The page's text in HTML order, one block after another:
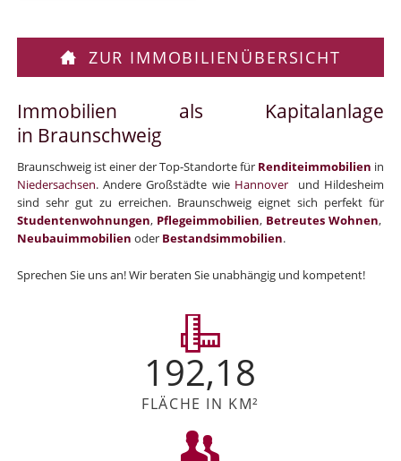
ZUR IMMOBILIENÜBERSICHT
Immobilien als Kapitalanlage
in Braunschweig
Braunschweig ist einer der Top-Standorte für Renditeimmobilien in
Niedersachsen. Andere Großstädte wie Hannover und Hildesheim
sind sehr gut zu erreichen. Braunschweig eignet sich perfekt für
Studentenwohnungen, Pflegeimmobilien, Betreutes Wohnen,
Neubauimmobilien oder Bestandsimmobilien.
Sprechen Sie uns an! Wir beraten Sie unabhängig und kompetent!
192,18
FLÄCHE IN KM²